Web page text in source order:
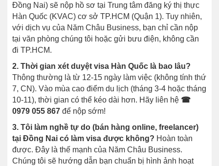
Đồng Nai) sẽ nộp hồ sơ tại Trung tâm đăng ký thị thực
Hàn Quốc (KVAC) cơ sở TP.HCM (Quận 1). Tuy nhiên,
với dịch vụ của Năm Châu Business, bạn chỉ cần nộp
tại văn phòng chúng tôi hoặc gửi bưu điện, không cần
đi TP.HCM.
2. Thời gian xét duyệt visa Hàn Quốc là bao lâu?
Thông thường là từ 12-15 ngày làm việc (không tính thứ
7, CN). Vào mùa cao điểm du lịch (tháng 3-4 hoặc tháng
10-11), thời gian có thể kéo dài hơn. Hãy liên hệ ☎
0979 055 867 để nộp sớm!
3. Tôi làm nghề tự do (bán hàng online, freelancer)
tại Đồng Nai có làm visa được không? Hoàn toàn
được. Đây là thế mạnh của Năm Châu Business.
Chúng tôi sẽ hướng dẫn bạn chuẩn bị hình ảnh hoạt